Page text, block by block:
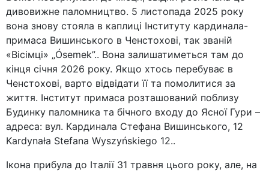
дивовижне паломництво. 5 листопада 2025 року
вона знову стояла в каплиці Інституту кардинала-
примаса Вишинського в Ченстохові, так званій
«Вісімці» „Ósemek”.. Вона залишатиметься там до
кінця січня 2026 року. Якщо хтось перебуває в
Ченстохові, варто відвідати її та помолитися за
життя. Інститут примаса розташований поблизу
Будинку паломника та бічного входу до Ясної Гури –
адреса: вул. Кардинала Стефана Вишинського, 12
Kardynała Stefana Wyszyńskiego 12..
Ікона прибула до Італії 31 травня цього року, але, на